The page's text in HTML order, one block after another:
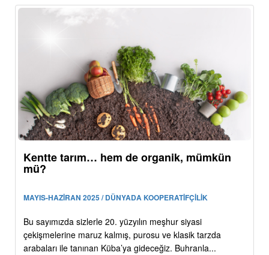
Kentte tarım… hem de organik, mümkün
mü?
MAYIS-HAZİRAN 2025 / DÜNYADA KOOPERATİFÇİLİK
Bu sayımızda sizlerle 20. yüzyılın meşhur siyasi
çekişmelerine maruz kalmış, purosu ve klasik tarzda
arabaları ile tanınan Küba’ya gideceğiz. Buhranla...